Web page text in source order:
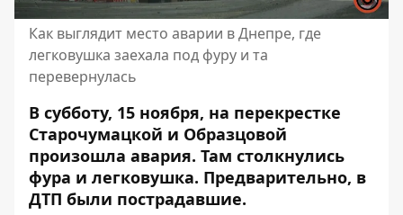
Как выглядит место аварии в Днепре, где
легковушка заехала под фуру и та
перевернулась
В субботу, 15 ноября, на перекрестке
Старочумацкой и Образцовой
произошла авария. Там столкнулись
фура и легковушка. Предварительно, в
ДТП были пострадавшие.